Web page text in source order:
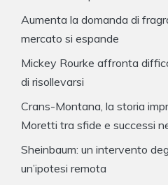
Aumenta la domanda di
mercato si espande
Mickey Rourke affronta
di risollevarsi
Crans-Montana, la storia
Moretti tra sfide e successi
Sheinbaum: un intervento
un’ipotesi remota